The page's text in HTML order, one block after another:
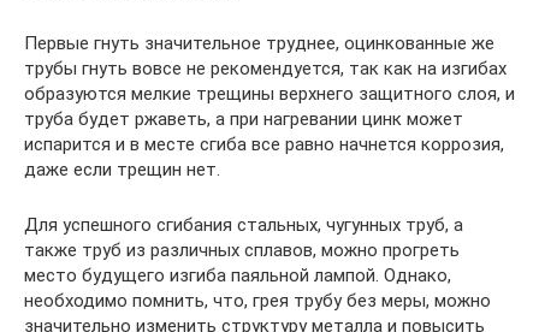
Первые гнуть значительное труднее, оцинкованные же
трубы гнуть вовсе не рекомендуется, так как на изгибах
образуются мелкие трещины верхнего защитного слоя, и
труба будет ржаветь, а при нагревании цинк может
испарится и в месте сгиба все равно начнется коррозия,
даже если трещин нет.
Для успешного сгибания стальных, чугунных труб, а
также труб из различных сплавов, можно прогреть
место будущего изгиба паяльной лампой. Однако,
необходимо помнить, что, грея трубу без меры, можно
значительно изменить структуру металла и повысить